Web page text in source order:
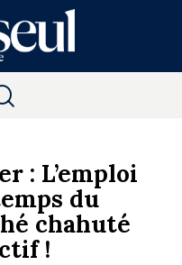
: L’emploi
du
chahuté
!